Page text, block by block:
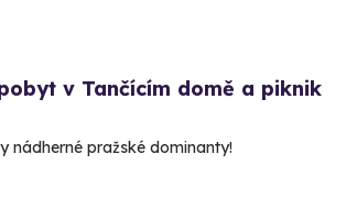
v Tančícím domě a piknik
nádherné pražské dominanty!